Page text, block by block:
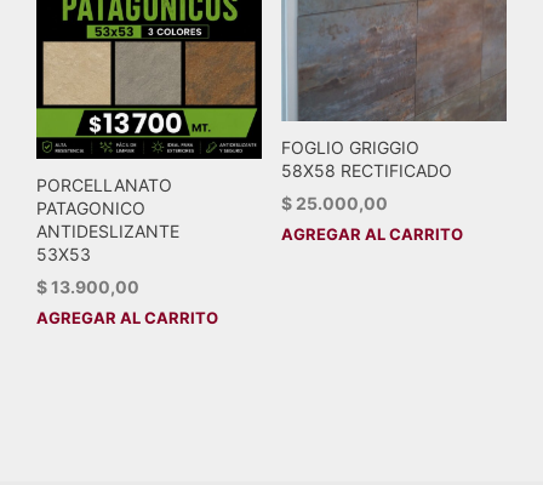
PORCELLANATO
PATAGONICO
ANTIDESLIZANTE
53X53
$13.900,00
AGREGAR AL CARRITO
FOGLIO GRIGGIO
58X58 RECTIFICADO
$25.000,00
AGREGAR AL CARRITO